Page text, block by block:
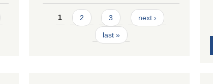
Pages
1 2 3 next ›
last »